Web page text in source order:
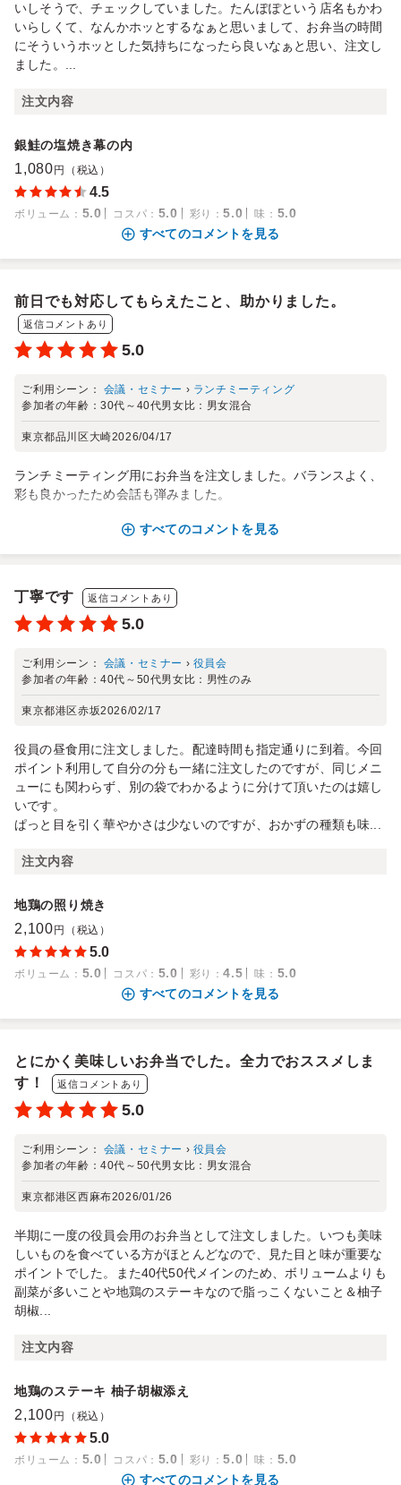
いしそうで、チェックしていました。たんぽぽという店名もかわ
いらしくて、なんかホッとするなぁと思いまして、お弁当の時間
にそういうホッとした気持ちになったら良いなぁと思い、注文し
ました。...
注文内容
銀鮭の塩焼き幕の内
1,080 円（税込）
4.5
ボリューム ： 5.0 コスパ ： 5.0 彩り ：5.0 味 ： 5.0
すべてのコメントを見る
前日でも対応してもらえたこと、助かりました。
返信コメントあり
5.0
ご利用シーン： 会議・セミナー › ランチミーティング
参加者の年齢：30代～40代男女比： 男女混合
東京都品川区大崎2026/04/17
ランチミーティング用にお弁当を注文しました。バランスよく、
彩も良かったため会話も弾みました。
すべてのコメントを見る
丁寧です 返信コメントあり
5.0
ご利用シーン： 会議・セミナー › 役員会
参加者の年齢：40代～50代男女比： 男性のみ
東京都港区赤坂2026/02/17
役員の昼食用に注文しました。配達時間も指定通りに到着。今回
ポイント利用して自分の分も一緒に注文したのですが、同じメニ
ューにも関わらず、別の袋でわかるように分けて頂いたのは嬉し
いです。
ぱっと目を引く華やかさは少ないのですが、おかずの種類も味...
注文内容
地鶏の照り焼き
2,100 円（税込）
5.0
ボリューム ： 5.0 コスパ ： 5.0 彩り ：4.5 味 ： 5.0
すべてのコメントを見る
とにかく美味しいお弁当でした。全力でおススメしま
す！
返信コメントあり
5.0
ご利用シーン： 会議・セミナー › 役員会
参加者の年齢：40代～50代男女比： 男女混合
東京都港区西麻布2026/01/26
半期に一度の役員会用のお弁当として注文しました。いつも美味
しいものを食べている方がほとんどなので、見た目と味が重要な
ポイントでした。また40代50代メインのため、ボリュームよりも
副菜が多いことや地鶏のステーキなので脂っこくないこと＆柚子
胡椒...
注文内容
地鶏のステーキ 柚子胡椒添え
2,100 円（税込）
5.0
ボリューム ： 5.0 コスパ ： 5.0 彩り ：5.0 味 ： 5.0
すべてのコメントを見る